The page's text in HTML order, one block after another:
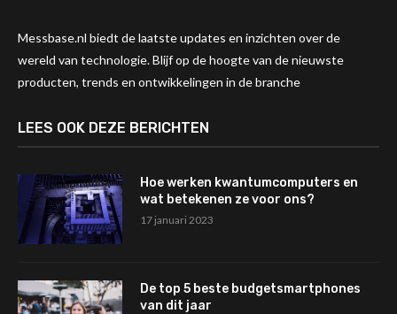
Messbase.nl biedt de laatste updates en inzichten over de
wereld van technologie. Blijf op de hoogte van de nieuwste
producten, trends en ontwikkelingen in de branche
LEES OOK DEZE BERICHTEN
Hoe werken kwantumcomputers en
wat betekenen ze voor ons?
17 januari 2023
De top 5 beste budgetsmartphones
van dit jaar